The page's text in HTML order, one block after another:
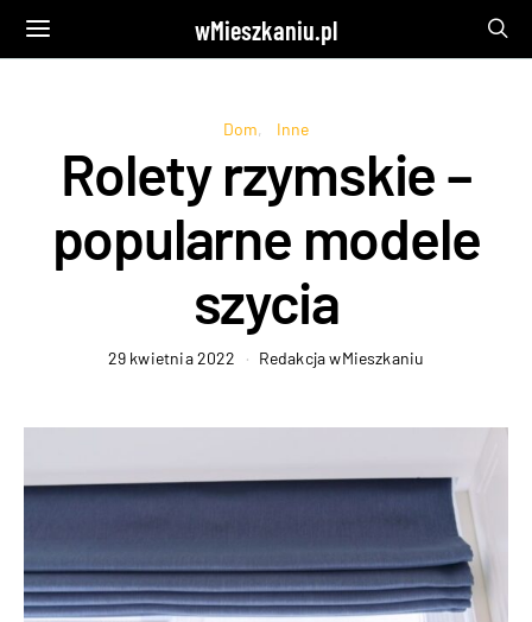
wMieszkaniu.pl
Dom Inne
Rolety rzymskie –
popularne modele
szycia
29 kwietnia 2022 Redakcja wMieszkaniu